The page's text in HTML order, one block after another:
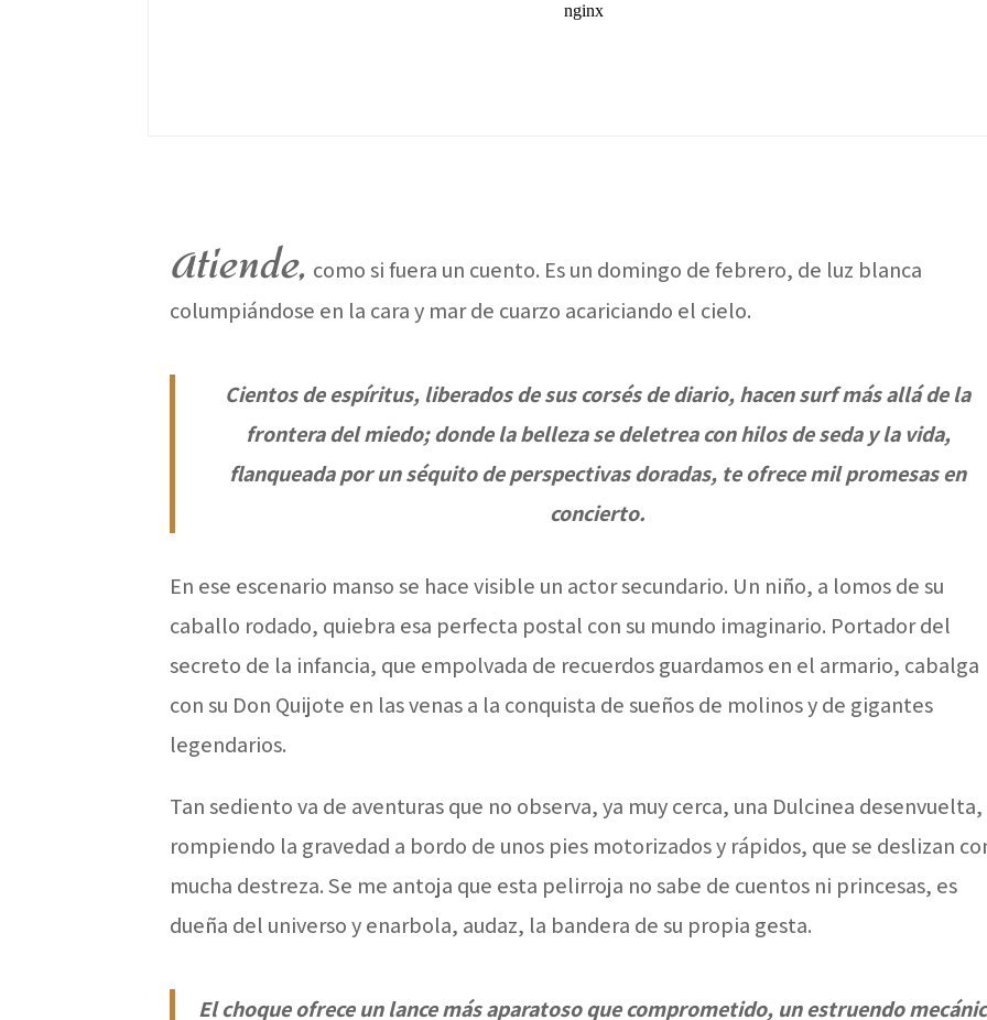
Atiende, como si fuera un cuento. Es un domingo de febrero, de luz blanca
columpiándose en la cara y mar de cuarzo acariciando el cielo.
Cientos de espíritus, liberados de sus corsés de diario, hacen surf más allá de la
frontera del miedo; donde la belleza se deletrea con hilos de seda y la vida,
flanqueada por un séquito de perspectivas doradas, te ofrece mil promesas en
concierto.
En ese escenario manso se hace visible un actor secundario. Un niño, a lomos de su
caballo rodado, quiebra esa perfecta postal con su mundo imaginario. Portador del
secreto de la infancia, que empolvada de recuerdos guardamos en el armario, cabalga
con su Don Quijote en las venas a la conquista de sueños de molinos y de gigantes
legendarios.
Tan sediento va de aventuras que no observa, ya muy cerca, una Dulcinea desenvuelta,
rompiendo la gravedad a bordo de unos pies motorizados y rápidos, que se deslizan
mucha destreza. Se me antoja que esta pelirroja no sabe de cuentos ni princesas, es
dueña del universo y enarbola, audaz, la bandera de su propia gesta.
El choque ofrece un lance más aparatoso que comprometido, un estruendo